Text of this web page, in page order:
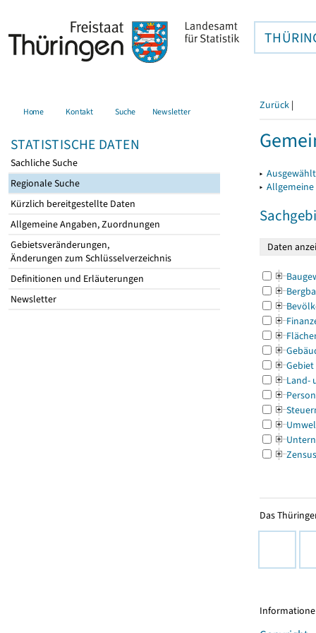
Home Kontakt Suche Newsletter
STATISTISCHE DATEN
Sachliche Suche
Regionale Suche
Kürzlich bereitgestellte Daten
Allgemeine Angaben, Zuordnungen
Gebietsveränderungen,
Änderungen zum Schlüsselverzeichnis
Definitionen und Erläuterungen
Newsletter
Zurück |
▸
▸
Gebiet
Land-
Zensus
Das